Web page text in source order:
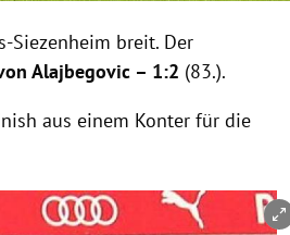
Siezenheim breit. Der
Alajbegovic – 1:2 (83.).
aus einem Konter für die